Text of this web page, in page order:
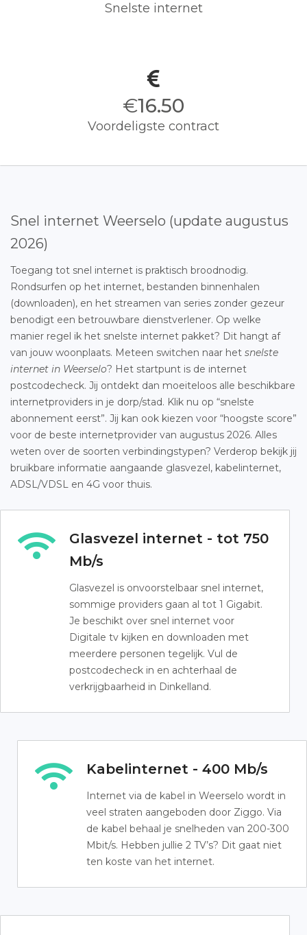
Snelste internet
€16.50
Voordeligste contract
Snel internet Weerselo (update augustus
2026)
Toegang tot snel internet is praktisch broodnodig.
Rondsurfen op het internet, bestanden binnenhalen
(downloaden), en het streamen van series zonder gezeur
benodigt een betrouwbare dienstverlener. Op welke
manier regel ik het snelste internet pakket? Dit hangt af
van jouw woonplaats. Meteen switchen naar het snelste
internet in Weerselo? Het startpunt is de internet
postcodecheck. Jij ontdekt dan moeiteloos alle beschikbare
internetproviders in je dorp/stad. Klik nu op “snelste
abonnement eerst”. Jij kan ook kiezen voor “hoogste score”
voor de beste internetprovider van augustus 2026. Alles
weten over de soorten verbindingstypen? Verderop bekijk jij
bruikbare informatie aangaande glasvezel, kabelinternet,
ADSL/VDSL en 4G voor thuis.
Glasvezel internet - tot 750
Mb/s
Glasvezel is onvoorstelbaar snel internet,
sommige providers gaan al tot 1 Gigabit.
Je beschikt over snel internet voor
Digitale tv kijken en downloaden met
meerdere personen tegelijk. Vul de
postcodecheck in en achterhaal de
verkrijgbaarheid in Dinkelland.
Kabelinternet - 400 Mb/s
Internet via de kabel in Weerselo wordt in
veel straten aangeboden door Ziggo. Via
de kabel behaal je snelheden van 200-300
Mbit/s. Hebben jullie 2 TV’s? Dit gaat niet
ten koste van het internet.